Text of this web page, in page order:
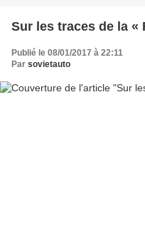
Sur les traces de la «
Publié le 08/01/2017 à 22:11
Par sovietauto